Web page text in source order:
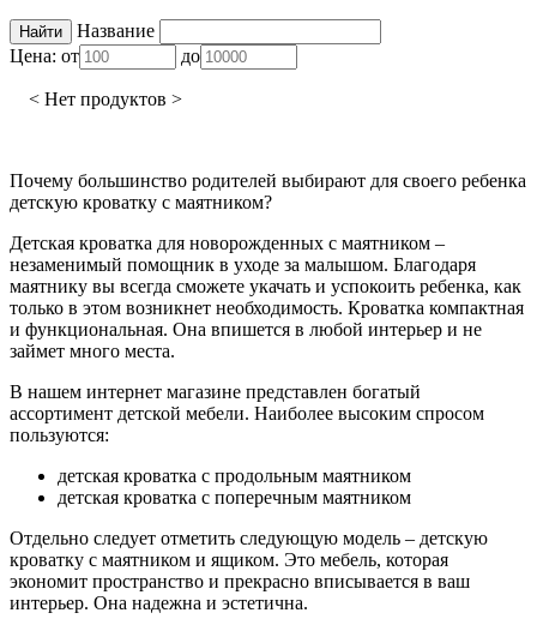
Название
Цена: от до
< Нет продуктов >
Почему большинство родителей выбирают для своего ребенка
детскую кроватку с маятником?
Детская кроватка для новорожденных с маятником –
незаменимый помощник в уходе за малышом. Благодаря
маятнику вы всегда сможете укачать и успокоить ребенка, как
только в этом возникнет необходимость. Кроватка компактная
и функциональная. Она впишется в любой интерьер и не
займет много места.
В нашем интернет магазине представлен богатый
ассортимент детской мебели. Наиболее высоким спросом
пользуются:
детская кроватка с продольным маятником
детская кроватка с поперечным маятником
Отдельно следует отметить следующую модель – детскую
кроватку с маятником и ящиком. Это мебель, которая
экономит пространство и прекрасно вписывается в ваш
интерьер. Она надежна и эстетична.